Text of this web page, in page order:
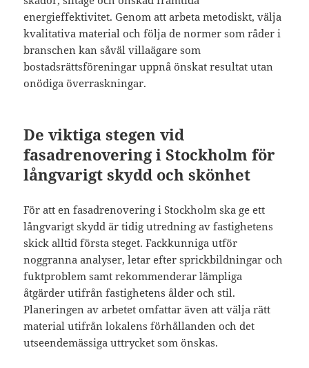
energieffektivitet. Genom att arbeta metodiskt, välja
kvalitativa material och följa de normer som råder i
branschen kan såväl villaägare som
bostadsrättsföreningar uppnå önskat resultat utan
onödiga överraskningar.
De viktiga stegen vid
fasadrenovering i Stockholm för
långvarigt skydd och skönhet
För att en fasadrenovering i Stockholm ska ge ett
långvarigt skydd är tidig utredning av fastighetens
skick alltid första steget. Fackkunniga utför
noggranna analyser, letar efter sprickbildningar och
fuktproblem samt rekommenderar lämpliga
åtgärder utifrån fastighetens ålder och stil.
Planeringen av arbetet omfattar även att välja rätt
material utifrån lokalens förhållanden och det
utseendemässiga uttrycket som önskas.